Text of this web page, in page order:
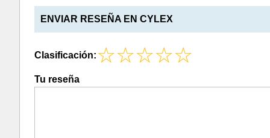
ENVIAR RESEÑA EN CYLEX
Clasificación:
Tu reseña